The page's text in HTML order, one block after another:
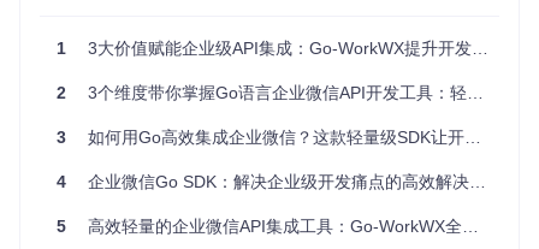
化。默认配置已针对生产环境优化，开发者可直接使用，平均
理配置与TLS参数。这一设计使SDK能够无缝集成到各类网络
1 3大价值赋能企业级API集成：Go-WorkWX提升开发效率新方案
2 3个维度带你掌握Go语言企业微信API开发工具：轻量级企业集成方案实践指南
3 如何用Go高效集成企业微信？这款轻量级SDK让开发效率提升300%
4 企业微信Go SDK：解决企业级开发痛点的高效解决方案
5 高效轻量的企业微信API集成工具：Go-WorkWX全解析